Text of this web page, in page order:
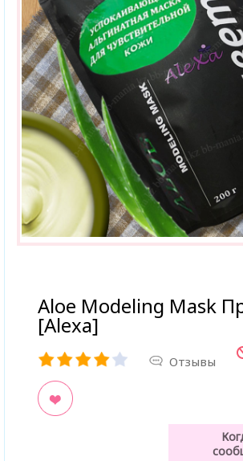
Aloe Modeling Mask
[Alexa]
Отзывы